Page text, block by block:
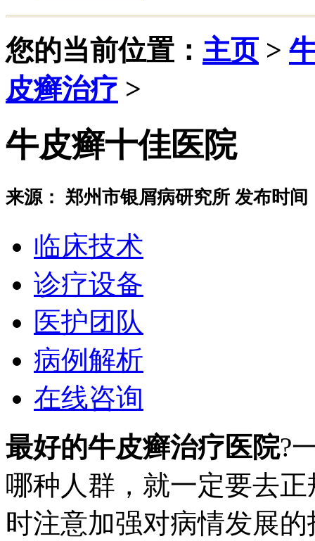
您的当前位置： 主页>
皮癣治疗 >
牛皮癣十佳医院
来源： 郑州市银屑病研究所 发布时间
临床技术
诊疗设备
医护团队
病例解析
在线咨询
最好的牛皮癣治疗医院?
哪种人群，就一定要去
时注意加强对病情发展